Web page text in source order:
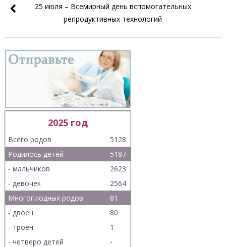
25 июля – Всемирный день вспомогательных
репродуктивных технологий
2025 год
Всего родов
5128
Родилось детей
5187
- мальчиков
2623
- девочек
2564
Многоплодных родов
81
- двоен
80
- троен
1
- четверо детей
-